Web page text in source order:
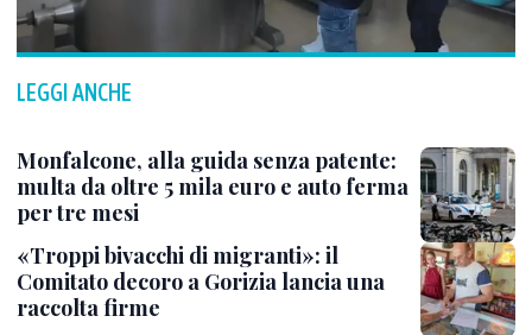
LEGGI ANCHE
Monfalcone, alla guida senza patente:
multa da oltre 5 mila euro e auto ferma
per tre mesi
«Troppi bivacchi di migranti»: il
Comitato decoro a Gorizia lancia una
raccolta firme